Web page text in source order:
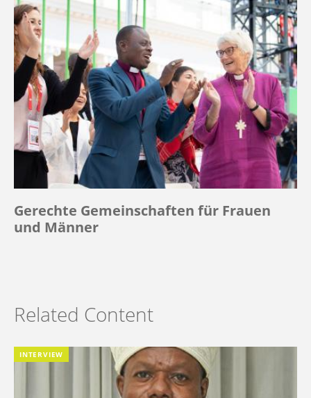
Gerechte Gemeinschaften für Frauen
und Männer
Related Content
INTERVIEW